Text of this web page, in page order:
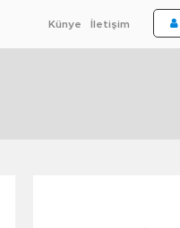
Künye İletişim